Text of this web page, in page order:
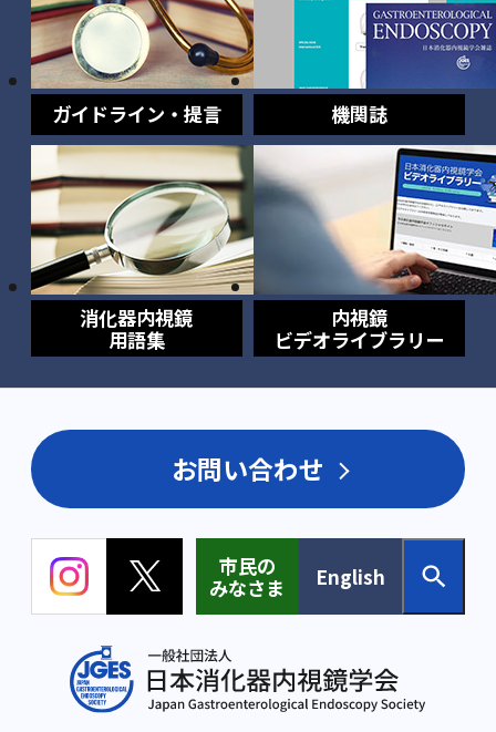
ガイドライン・提言 機関誌
消化器内視鏡
用語集
内視鏡
ビデオライブラリー
お問い合わせ
市民の
みなさま
English